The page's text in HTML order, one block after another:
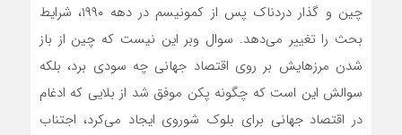
چین و گذار دردناک پس از کمونیسم در دهه ۱۹۹۰، شرایط
بحث را تغییر می‌دهد. سوال وبر این نیست که چین از باز
شدن مرزهایش بر روی اقتصاد جهانی چه سودی برد، بلکه
سوالش این است که چگونه پکن موفق شد از بلایی که ادغام
در اقتصاد جهانی برای بلوک شوروی ایجاد می‌کرد، اجتناب